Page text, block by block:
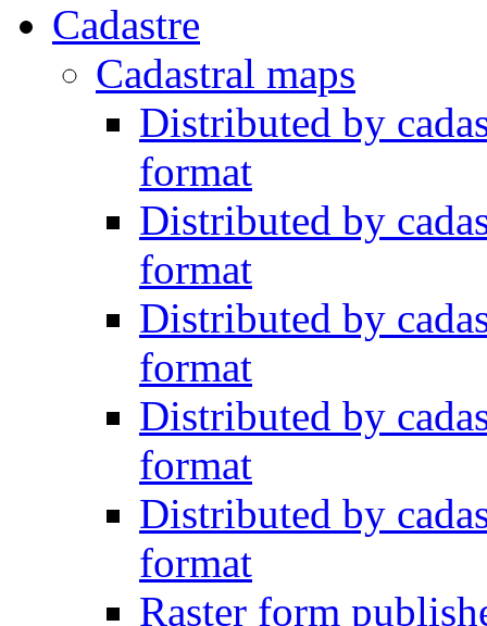
Cadastre
Cadastral maps
Distributed by
format
Distributed by
format
Distributed by
format
Distributed by
format
Distributed by
format
Raster form